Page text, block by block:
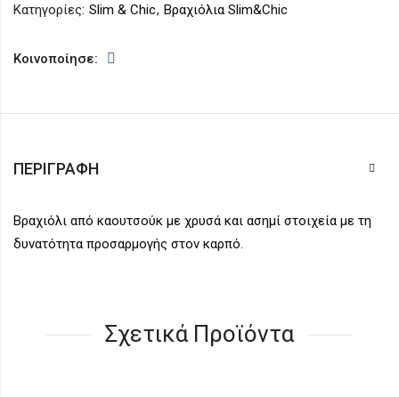
Κατηγορίες: Slim & Chic, Βραχιόλια Slim&Chic
Κοινοποίησε:
ΠΕΡΙΓΡΑΦΉ
Βραχιόλι από καουτσούκ με χρυσά και ασημί στοιχεία με τη
δυνατότητα προσαρμογής στον καρπό.
Σχετικά Προϊόντα